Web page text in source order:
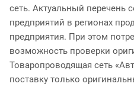
сеть. Актуальный перечень
предприятий в регионах
предприятия. При этом
возможность проверки
Товаропроводящая сеть
поставку только